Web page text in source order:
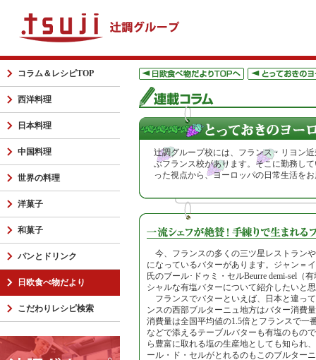
コラム＆レシピTOP
西洋料理
日本料理
中国料理
世界の料理
洋菓子
和菓子
パンとドリンク
日欧食べ物だより
こだわりレシピ検索
辻調グループ校には、フランス・リヨン
ぶフランス校があります。そこに勤務し
った視点から、ヨーロッパの日常生活を
今、フランスの多くの三ツ星レストラン
になっているバターがあります。ジャン＝
氏のブール･ドゥミ・セルBeurre demi-sel（
シャルな有塩バターについて紹介したいと
フランスでバターといえば、日本と違っ
ンスの西部ブルターニュ地方はバター消費
消費量は全国平均値の1.5倍とフランスで一
などで添えるテーブルバターも有塩のもの
ら豊富に取れる塩の生産地としても知られ
ール・ド・セルがとれるのもこのブルター